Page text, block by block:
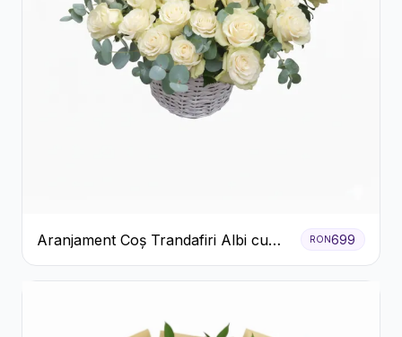
Aranjament Coș Trandafiri Albi cu
Accent Roșu
RON699